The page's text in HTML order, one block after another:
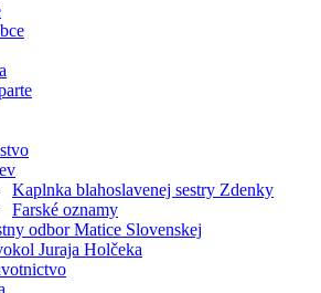
Kaplnka blahoslavenej sestry Zdenky
Farské oznamy
odbor Matice Slovenskej
Juraja Holčeka